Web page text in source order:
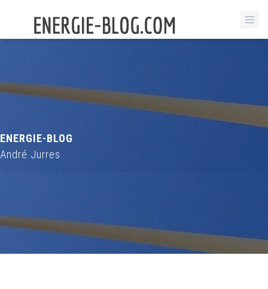
ENERGIE-BLOG
André Jurres